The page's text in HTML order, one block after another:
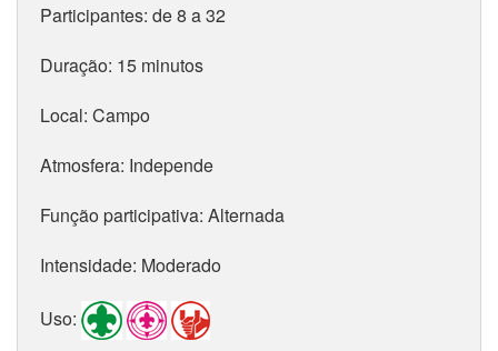
Participantes: de 8 a 32
Duração: 15 minutos
Local: Campo
Atmosfera: Independe
Função participativa: Alternada
Intensidade: Moderado
Uso: